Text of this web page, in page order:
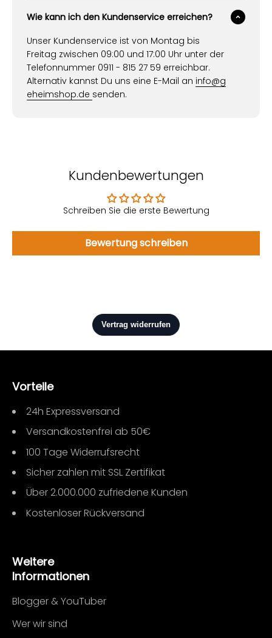
Wie kann ich den Kundenservice erreichen?
Unser Kundenservice ist von Montag bis
Freitag zwischen 09:00 und 17:00 Uhr unter der
Telefonnummer 0911 - 815 27 59 erreichbar.
Alternativ kannst Du uns eine E-Mail an info@g
eheimshop.de senden.
Kundenbewertungen
Schreiben Sie die erste Bewertung
Bewertung schreiben
Vorteile
24h Expressversand
Versandkostenfrei ab 50€
100 Tage Widerrufsrecht
Sicher zahlen mit SSL Zertifikat
Über 2.000.000 zufriedene Kunden
Kostenloser Rückversand
Weitere
Informationen
Blogger & YouTuber
Wer wir sind